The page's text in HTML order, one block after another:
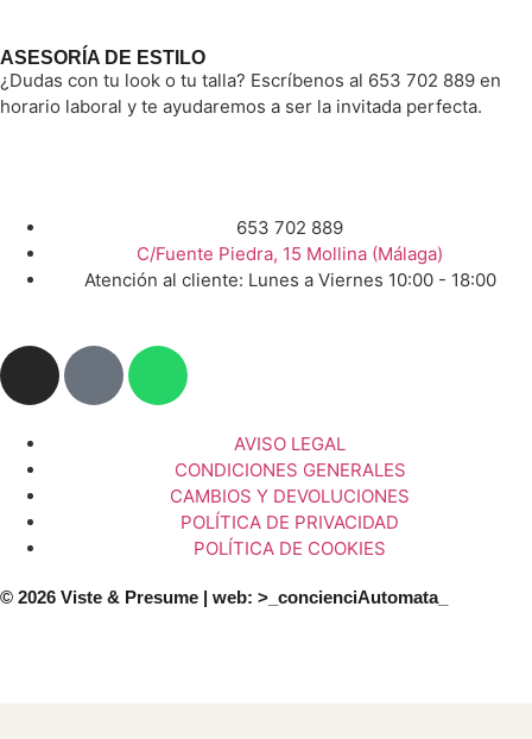
ASESORÍA DE ESTILO
¿Dudas con tu look o tu talla? Escríbenos al 653 702 889 en
horario laboral y te ayudaremos a ser la invitada perfecta.
653 702 889
C/Fuente Piedra, 15 Mollina (Málaga)
Atención al cliente: Lunes a Viernes 10:00 - 18:00
AVISO LEGAL
CONDICIONES GENERALES
CAMBIOS Y DEVOLUCIONES
POLÍTICA DE PRIVACIDAD
POLÍTICA DE COOKIES
© 2026 Viste & Presume | web: >_concienciAutomata_